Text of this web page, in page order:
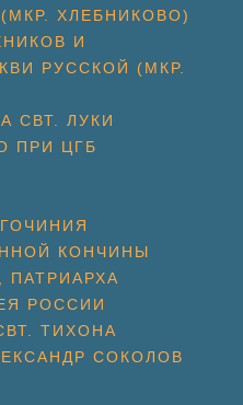
ХЛЕБНИКОВО)
И
РУССКОЙ (МКР.
СВТ. ЛУКИ
ПРИ ЦГБ
КОНЧИНЫ
ПАТРИАРХА
РОССИИ
ТИХОНА
СОКОЛОВ